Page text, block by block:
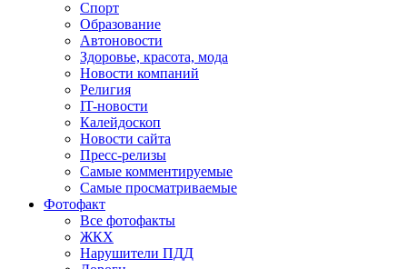
Спорт
Образование
Автоновости
Здоровье, красота, мода
Новости компаний
Религия
IT-новости
Калейдоскоп
Новости сайта
Пресс-релизы
Самые комментируемые
Самые просматриваемые
Фотофакт
Все фотофакты
ЖКХ
Нарушители ПДД